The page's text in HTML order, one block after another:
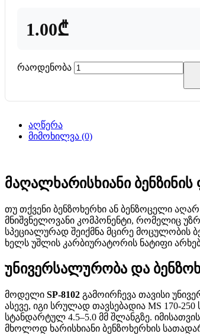
1.00₾
რაოდენობა
აღწერა
მიმოხილვა (0)
მაღალხარისხიანი
თუ თქვენი ბენზოხერხი ან ბენზოცელი
მნიშვნელოვანი კომპონენტი, რომელიც
სპეციალურად შეიქმნა მცირე მოცულობის
ხელს უშლის კარბიურატორის ნატიფი
უნივერსალურობა და
მოდელი SP-8102 გამოირჩევა თავისი
ასევე, იგი სრულად თავსებადია MS 170-
სტანდარტულ 4.5–5.0 მმ შლანგზე.
მხოლოდ ხარისხიანი ბენზოხერხის